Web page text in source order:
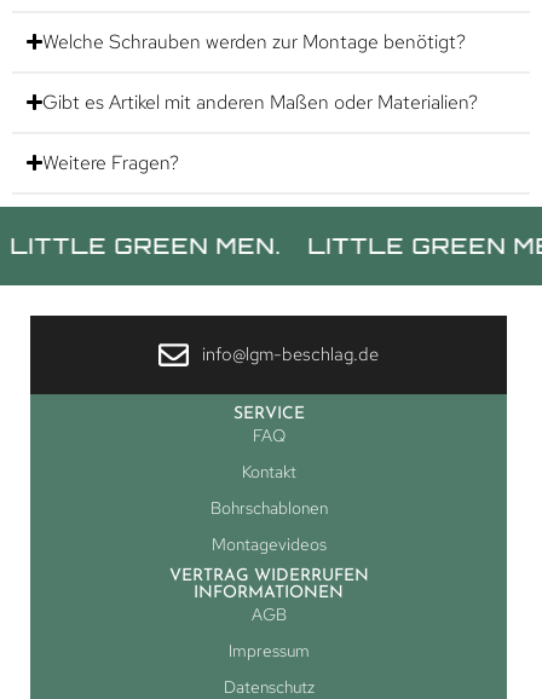
Welche Schrauben werden zur Montage benötigt?
Gibt es Artikel mit anderen Maßen oder Materialien?
Weitere Fragen?
GREEN MEN. LITTLE GREEN MEN.
info@lgm-beschlag.de
SERVICE
FAQ
Kontakt
Bohrschablonen
Montagevideos
VERTRAG WIDERRUFEN
INFORMATIONEN
AGB
Impressum
Datenschutz